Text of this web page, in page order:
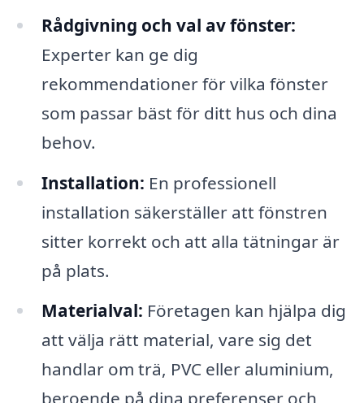
Rådgivning och val av fönster:
Experter kan ge dig
rekommendationer för vilka fönster
som passar bäst för ditt hus och dina
behov.
Installation: En professionell
installation säkerställer att fönstren
sitter korrekt och att alla tätningar är
på plats.
Materialval: Företagen kan hjälpa dig
att välja rätt material, vare sig det
handlar om trä, PVC eller aluminium,